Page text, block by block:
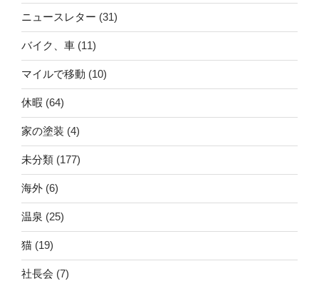
ニュースレター (31)
バイク、車 (11)
マイルで移動 (10)
休暇 (64)
家の塗装 (4)
未分類 (177)
海外 (6)
温泉 (25)
猫 (19)
社長会 (7)